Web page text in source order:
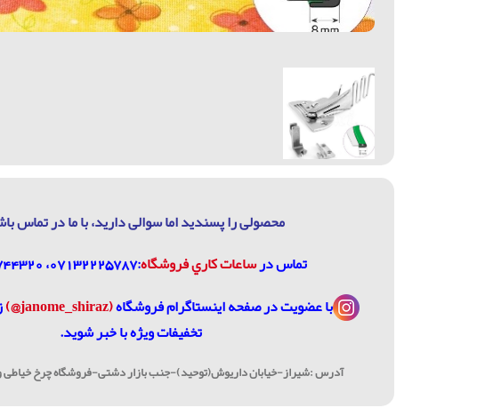
محصولی را پسندید اما سوالی دارید، با ما در تماس
تماس درساعات كاري فروشگاه:07132225787، 09906744320
با عضویت درصفحه اینستاگرام فروشگاه(janome_shiraz@)
تخفیفات ویژه با خبر شوید.
آدرس :شیراز-خیابان داریوش(توحید)-جنب بازار دشتی-فروشگاه چرخ خیاطی